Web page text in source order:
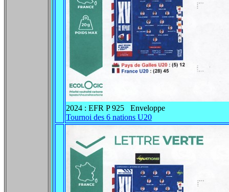
2024 : EFR P 925 Enveloppe
Tournoi des 6 nations U20